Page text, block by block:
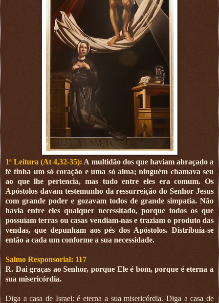
1ª Leitura (At 4,32-35): A multidão dos que haviam abraçado a
fé tinha um só coração e uma só alma; ninguém chamava seu
ao que lhe pertencia, mas tudo entre eles era comum. Os
Apóstolos davam testemunho da ressurreição do Senhor Jesus
com grande poder e gozavam todos de grande simpatia. Não
havia entre eles qualquer necessitado, porque todos os que
possuíam terras ou casas vendiam-nas e traziam o produto das
vendas, que depunham aos pés dos Apóstolos. Distribuía-se
então a cada um conforme a sua necessidade.
Salmo Responsorial: 117
R. Dai graças ao Senhor, porque Ele é bom, porque é eterna a
sua misericórdia.
Diga a casa de Israel: é eterna a sua misericórdia. Diga a casa de